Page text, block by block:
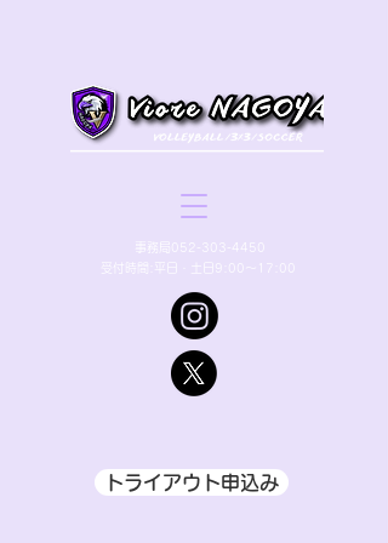
​事務局052-303-4450
受付時間:平日・土日9:00〜17:00
トライアウト申込み